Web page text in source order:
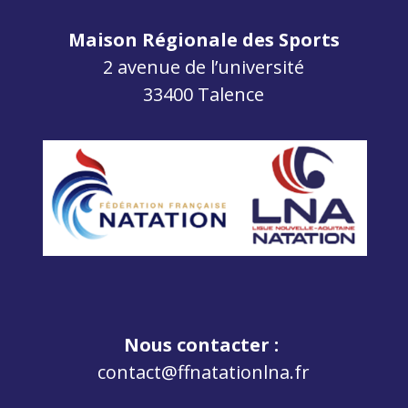
Maison Régionale des Sports
2 avenue de l’université
33400 Talence
Nous contacter :
contact@ffnatationlna.fr